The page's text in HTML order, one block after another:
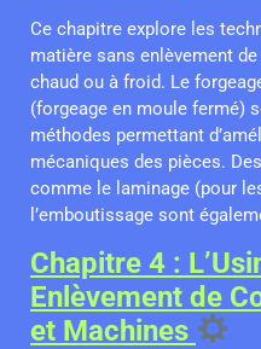
Ce chapitre explore les
matière sans enlèvement
chaud ou à froid. Le
(forgeage en moule fermé)
méthodes permettant
mécaniques des pièces.
comme le laminage (pour
l’emboutissage sont
Chapitre 4 :
Enlèvement de
et Machines